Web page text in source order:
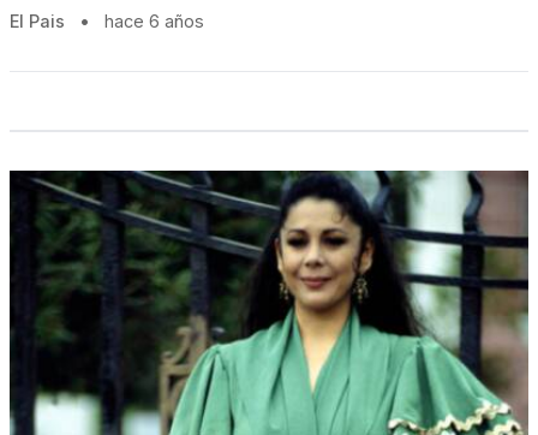
El Pais • hace 6 años